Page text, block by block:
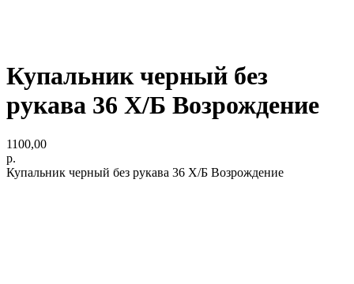
Купальник черный без
рукава 36 Х/Б Возрождение
1100,00
р.
Купальник черный без рукава 36 Х/Б Возрождение